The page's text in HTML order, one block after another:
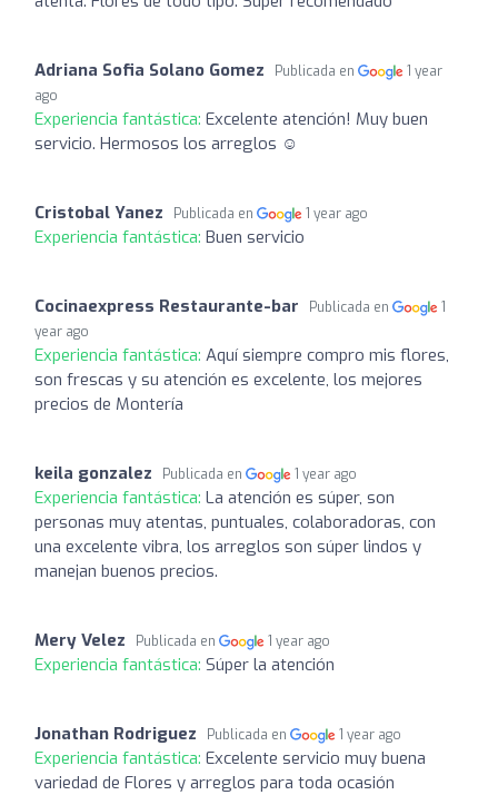
Adriana Sofia Solano Gomez Publicada en
1 year
ago
Experiencia fantástica: Excelente atención! Muy buen
servicio. Hermosos los arreglos ☺️
Cristobal Yanez Publicada en 1 year ago
Experiencia fantástica: Buen servicio
Cocinaexpress Restaurante-bar Publicada en
1
year ago
Experiencia fantástica: Aquí siempre compro mis flores,
son frescas y su atención es excelente, los mejores
precios de Montería
keila gonzalez Publicada en 1 year ago
Experiencia fantástica: La atención es súper, son
personas muy atentas, puntuales, colaboradoras, con
una excelente vibra, los arreglos son súper lindos y
manejan buenos precios.
Mery Velez Publicada en 1 year ago
Experiencia fantástica: Súper la atención
Jonathan Rodriguez Publicada en 1 year ago
Experiencia fantástica: Excelente servicio muy buena
variedad de Flores y arreglos para toda ocasión